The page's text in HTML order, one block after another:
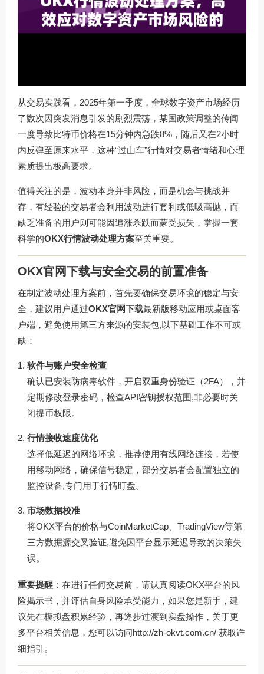
从交易实践看，2025年第一季度，全球数字资产市场经历
了数次因突发消息引发的剧烈震荡，某国政策调整的传闻
一度导致比特币价格在15分钟内急跌8%，随后又在2小时
内反弹至原来水平，这种“过山车”行情对交易者情绪和心理
素质提出极高要求。
值得关注的是，波动本身并非风险，而是机会与挑战并
存，有经验的交易者会利用波动进行套利或低吸高抛，而
缺乏准备的用户则可能因追涨杀跌而蒙受损失，掌握一套
科学的OKX行情波动处理方案至关重要。
OKX官网下载与安全交易的前置准备
在制定波动处理方案前，首先要确保交易环境的稳定与安
全，建议用户通过OKX官网下载最新版移动应用或桌面客
户端，避免使用第三方来源的安装包,以下基础工作不可或
缺：
软件与账户安全检查
确认已安装防病毒软件，开启双重身份验证（2FA），并
定期修改登录密码，检查API密钥授权范围,非必要时关
闭提币权限。
行情接收速度优化
选择低延迟的网络环境，推荐使用有线网络连接，若使
用移动网络，确保信号稳定，部分交易者会配置独立的
监控设备,专门用于行情盯盘。
市场数据校准
将OKX平台的价格与CoinMarketCap、TradingView等第
三方数据源交叉验证,避免因平台显示延迟导致的决策失
误。
重要提醒 ：在进行任何交易前，请认真阅读OKX平台的风
险揭示书，并评估自身风险承受能力，如果您是新手，建
议先在模拟盘积累经验，再逐步过渡到实盘操作，关于更
多平台相关信息，您可以访问http://zh-okvt.com.cn/ 获取详
细指引。